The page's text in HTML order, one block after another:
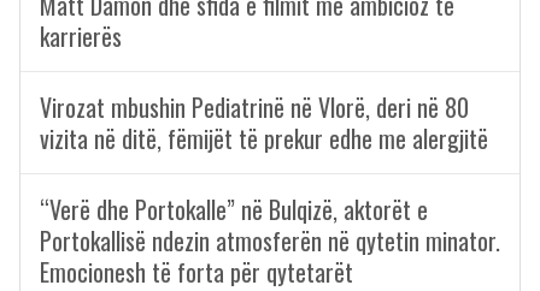
karrierës
Virozat mbushin Pediatrinë në Vlorë, deri në 80
vizita në ditë, fëmijët të prekur edhe me alergjitë
“Verë dhe Portokalle” në Bulqizë, aktorët e
Portokallisë ndezin atmosferën në qytetin minator.
Emocionesh të forta për qytetarët